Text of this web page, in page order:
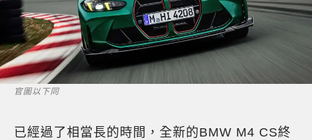
官圖以下同
已經過了相當長的時間，全新的BMW M4 CS終